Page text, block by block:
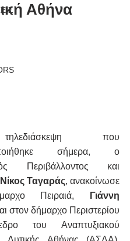
Αθήνα
που
σήμερα, ο
Περιβάλλοντος και
Νίκος Ταγαράς, ανακοίνωσε
Πειραιά,
Γιάννη
στον δήμαρχο Περιστερίου
του Αναπτυξιακού